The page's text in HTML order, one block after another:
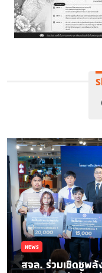
NEWS
สจล. ร่วมเชิดชูพ